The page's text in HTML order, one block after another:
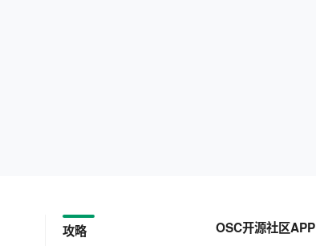
攻略 OSC开源社区APP